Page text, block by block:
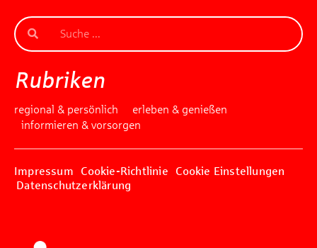
Rubriken
regional & persönlich
erleben & genießen
informieren & vorsorgen
Impressum Cookie-Richtlinie
Cookie Einstellungen
Datenschutzerklärung